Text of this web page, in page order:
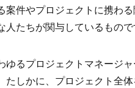
案件やプロジェクトに携わ
人たちが関与しているもので
ゆるプロジェクトマネージ
たしかに、プロジェクト全